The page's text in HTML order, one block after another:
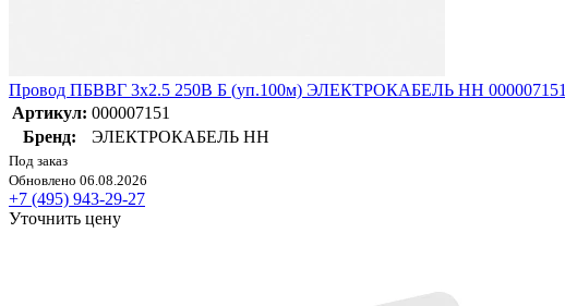
Провод ПБВВГ 3х2.5 250В Б (уп.100м) ЭЛЕКТРОКАБЕЛЬ НН 000007151
Артикул: 000007151
Бренд:
ЭЛЕКТРОКАБЕЛЬ НН
Под заказ
Обновлено 06.08.2026
+7 (495) 943-29-27
Уточнить цену